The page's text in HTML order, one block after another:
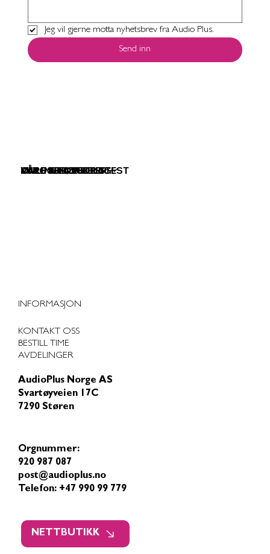
NETTBUTIKK
INFORMASJON
KONTAKT OSS
BESTILL TIME
AVDELINGER
AudioPlus Norge AS
Svartøyveien 17C
7290 Støren
Orgnummer:
920 987 087
post@audioplus.no
Telefon: +47 990 99 779
VÅRE TJENESTER
VÅRE PRODUKTER
KURS & FOREDRAG
OM OSS
ONLINE HØRSELSTEST
Jeg vil gjerne motta nyhetsbrev fra Audio Plus.
Send inn